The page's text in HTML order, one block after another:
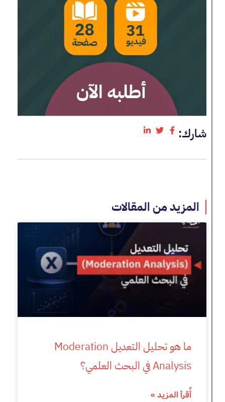
شارك:
المزيد من المقالات
ما هو تحليل التعديل Moderation
Analysis في البحث العلمي؟
أٌقرأ المزيد »